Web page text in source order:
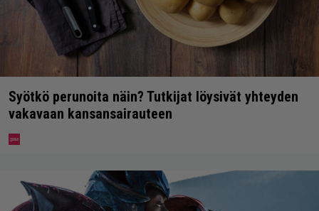
Syötkö perunoita näin? Tutkijat löysivät yhteyden
vakavaan kansansairauteen